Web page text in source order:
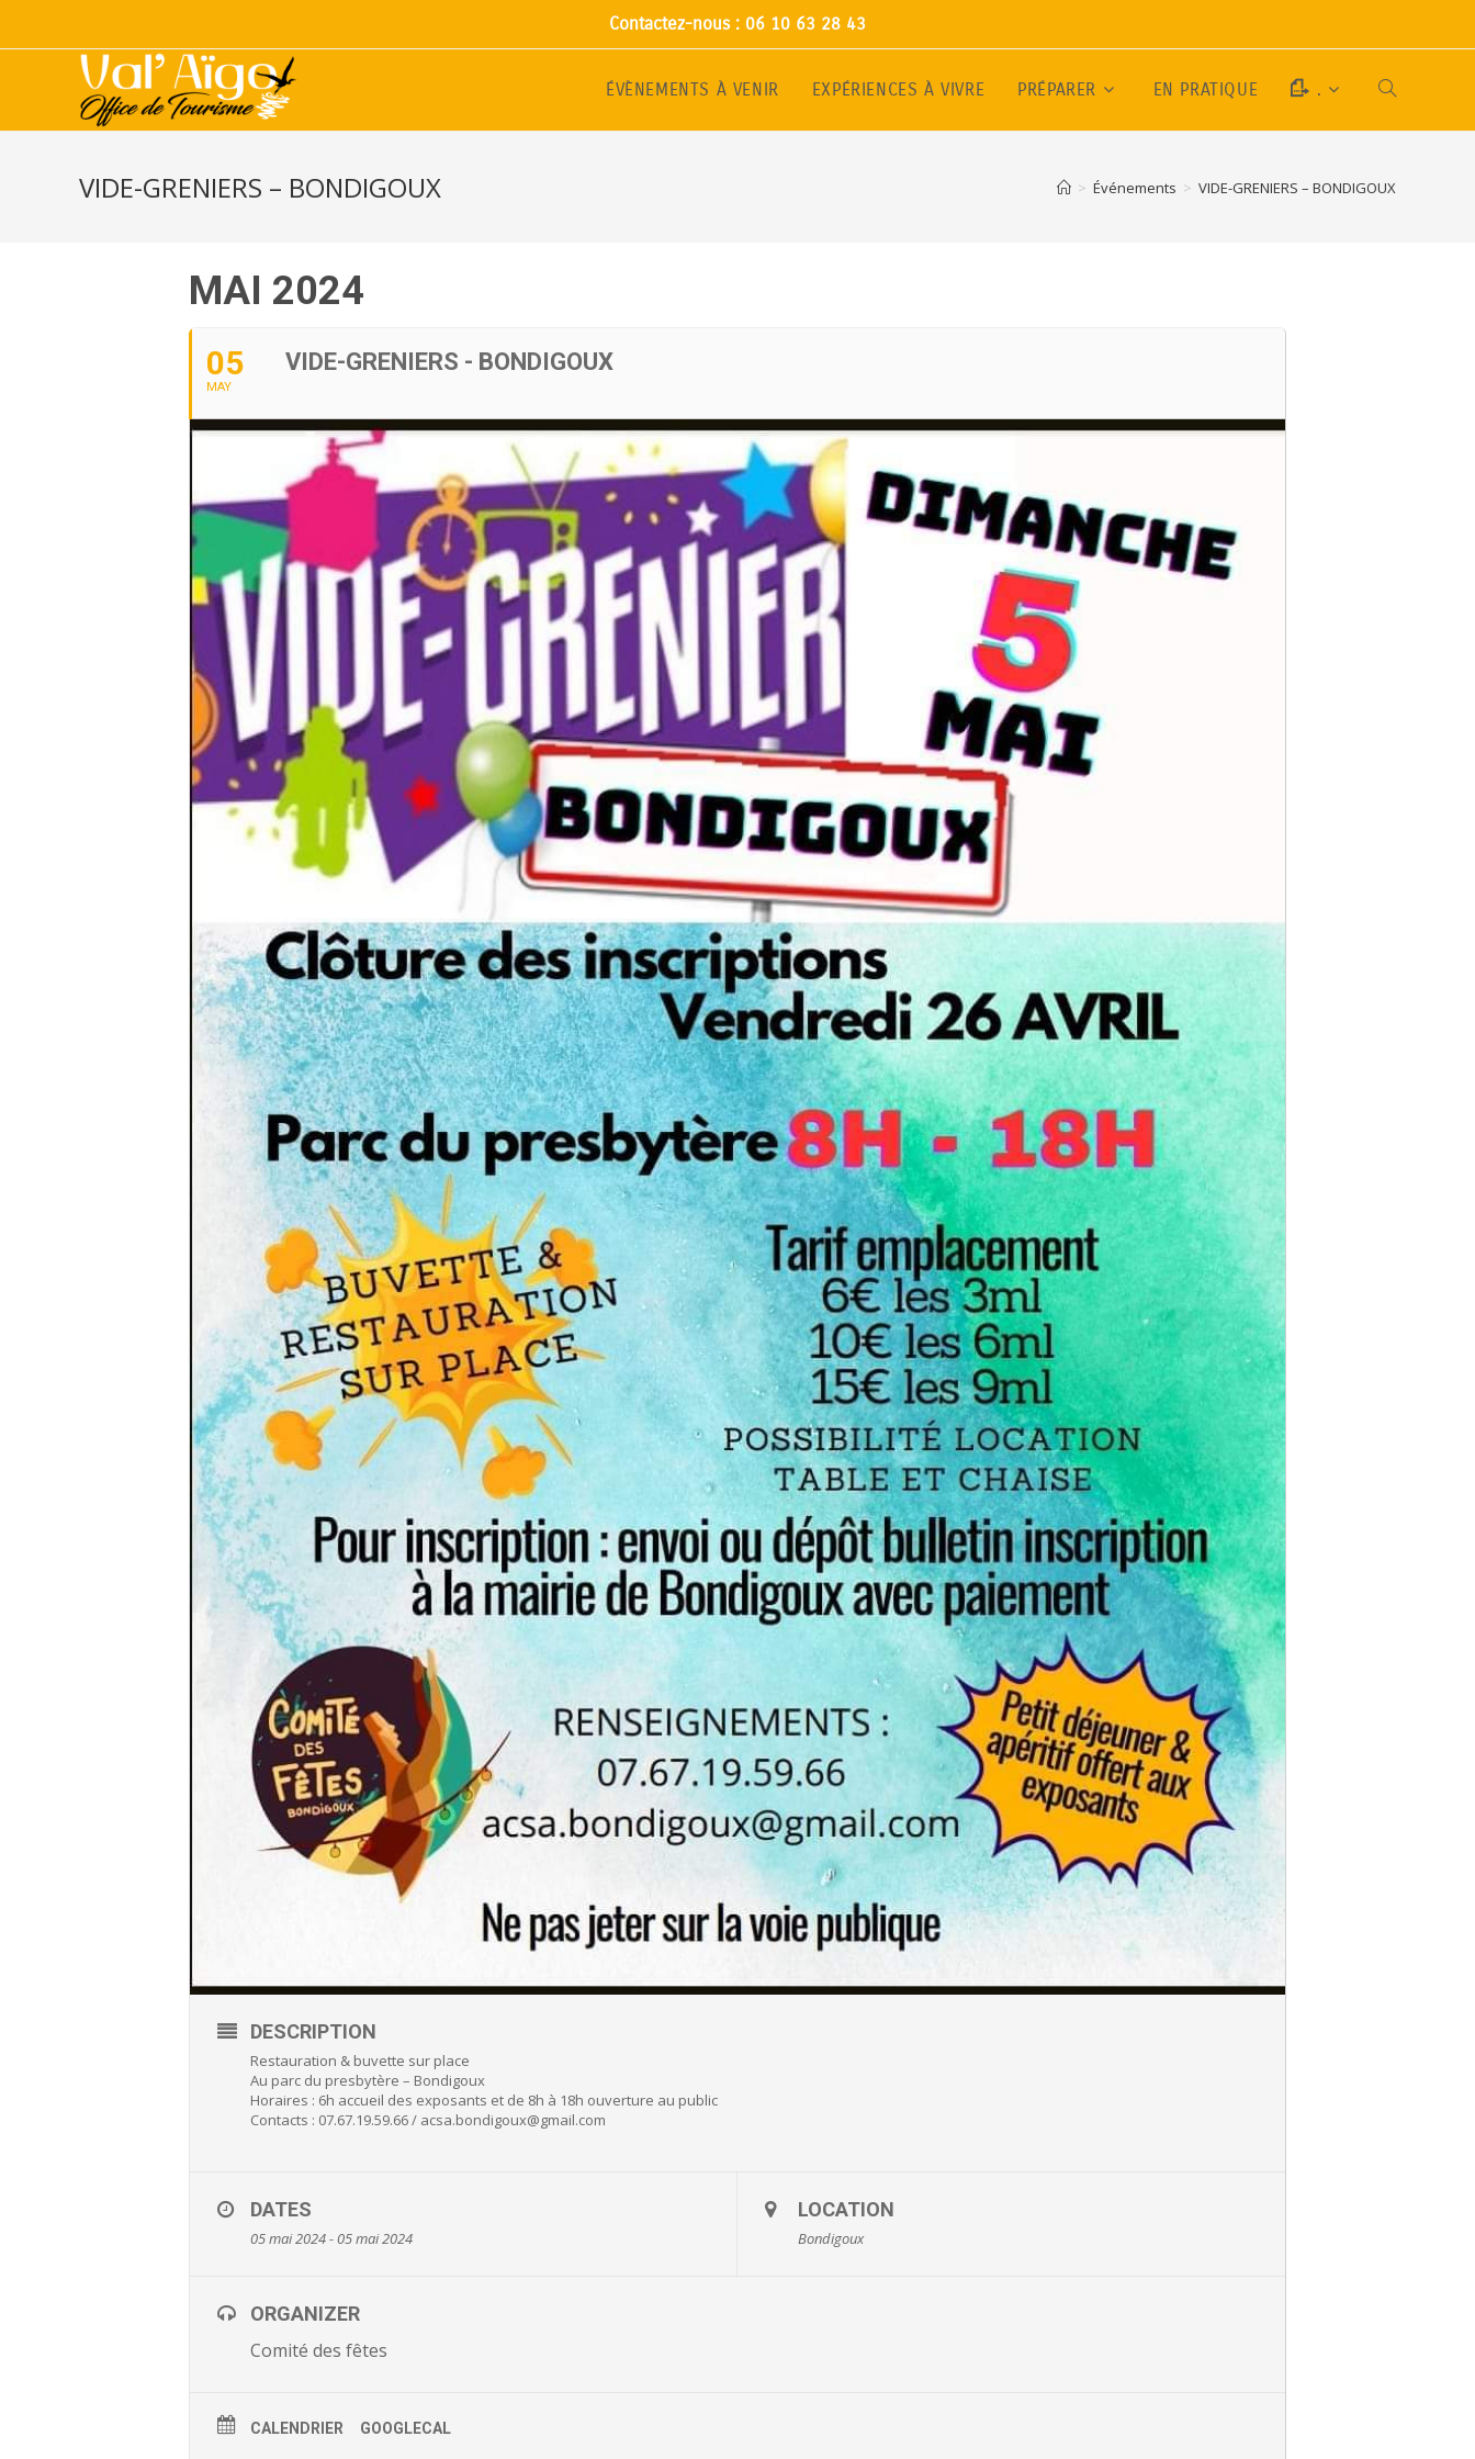
Contactez-nous : 06 10 63 28 43
ÉVÈNEMENTS À VENIR EXPÉRIENCES À VIVRE PRÉPARER EN PRATIQUE .
VIDE-GRENIERS – BONDIGOUX > Événements > VIDE-GRENIERS – BONDIGOUX
MAI 2024
05
MAY
VIDE-GRENIERS - BONDIGOUX
DESCRIPTION
Restauration & buvette sur place
Au parc du presbytère – Bondigoux
Horaires : 6h accueil des exposants et de 8h à 18h ouverture au public
Contacts : 07.67.19.59.66 / acsa.bondigoux@gmail.com
DATES
05 mai 2024 - 05 mai 2024
LOCATION
Bondigoux
ORGANIZER
Comité des fêtes
CALENDRIER GOOGLECAL